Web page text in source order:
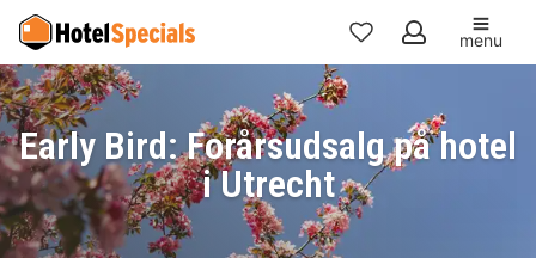
Mine
favoritter
menu
Early Bird: Forårsudsalg på hotel
i Utrecht